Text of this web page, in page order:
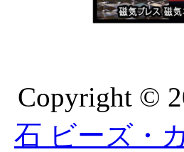
Copyright ©
石 ビーズ・